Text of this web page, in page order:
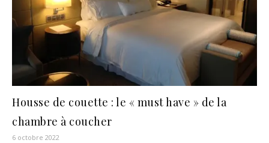
Housse de couette : le « must have » de la
chambre à coucher
6 octobre 2022